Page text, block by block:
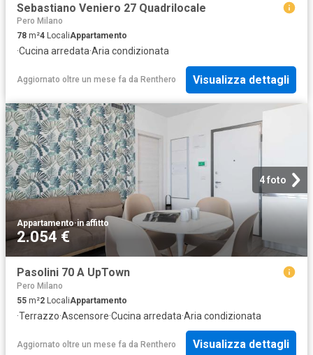
Sebastiano Veniero 27 Quadrilocale
Pero Milano
78 m²4 LocaliAppartamento
·Cucina arredata·Aria condizionata
Aggiornato oltre un mese fa da Renthero Visualizza dettagli
4 foto
Appartamento·in affitto
2.054 €
Pasolini 70 A UpTown
Pero Milano
55 m²2 LocaliAppartamento
·Terrazzo·Ascensore·Cucina arredata·Aria condizionata
Aggiornato oltre un mese fa da Renthero Visualizza dettagli